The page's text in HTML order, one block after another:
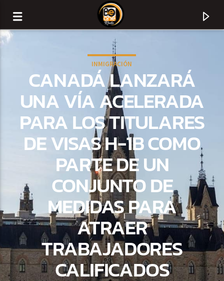
CURRENT TRACK
TITLE
ARTIST
CURRENT SHOW
INMIGRACIÓN
CANADÁ LANZARÁ
UNA VÍA ACELERADA
PARA LOS TITULARES
DE VISAS H-1B COMO
PARTE DE UN
CONJUNTO DE
MEDIDAS PARA
ATRAER
TRABAJADORES
CALIFICADOS